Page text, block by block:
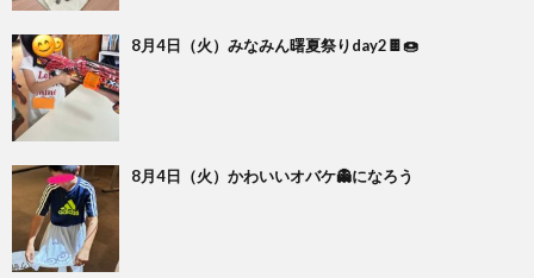
8月4日（火）みなみん曙夏祭りday2🍫🍩
8月4日（火）かわいいオバケ👻になろう